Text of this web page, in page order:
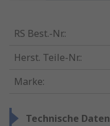
RS Best.-Nr.:
Herst. Teile-Nr.:
Marke:
Technische Daten